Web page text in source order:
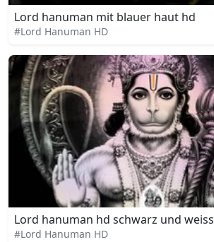
Lord hanuman mit blauer haut hd
#Lord Hanuman HD
Lord hanuman hd schwarz und weiss
#Lord Hanuman HD